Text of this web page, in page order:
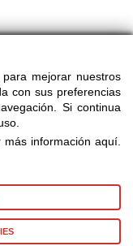
SL. - All Rights
mejorar nuestros
con sus preferencias
Si continua
información aquí.